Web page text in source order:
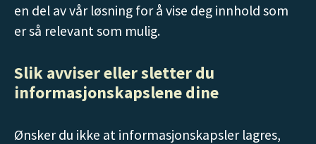
en del av vår løsning for å vise deg innhold som
er så relevant som mulig.
Slik avviser eller sletter du
informasjonskapslene dine
Ønsker du ikke at informasjonskapsler lagres,